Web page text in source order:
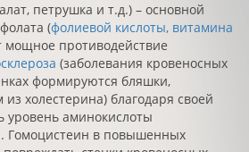
петрушка и т.д.) – основной
(фолиевой кислоты, витамина
мощное противодействие
(заболевания кровеносных
формируются бляшки,
холестерина) благодаря своей
уровень аминокислоты
Гомоцистеин в повышенных